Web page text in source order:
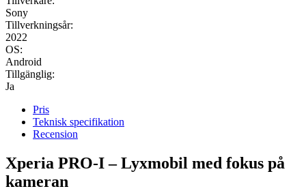
Sony
Tillverkningsår:
2022
OS:
Android
Tillgänglig:
Ja
Pris
Teknisk specifikation
Recension
Xperia PRO-I – Lyxmobil med fokus på
kameran